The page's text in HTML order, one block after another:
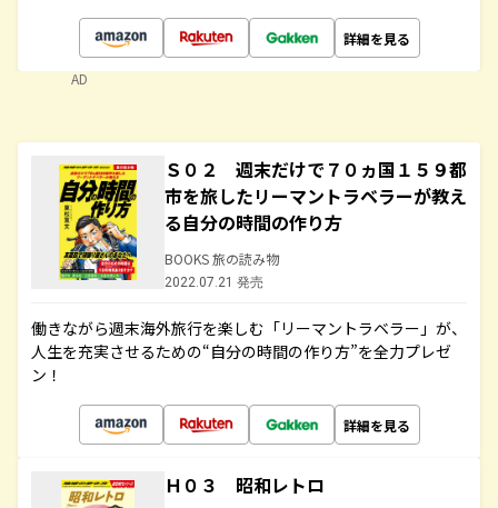
詳細を見る
AD
Ｓ０２ 週末だけで７０ヵ国１５９都
市を旅したリーマントラベラーが教え
る自分の時間の作り方
BOOKS 旅の読み物
2022.07.21 発売
働きながら週末海外旅行を楽しむ「リーマントラベラー」が、
人生を充実させるための“自分の時間の作り方”を全力プレゼ
ン！
詳細を見る
Ｈ０３ 昭和レトロ